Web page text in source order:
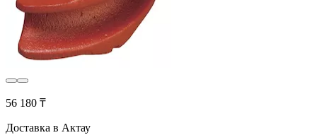
56 180 ₸
Доставка в Актау